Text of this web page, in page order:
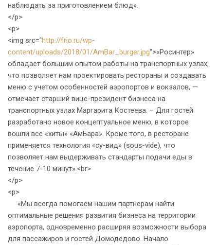
наблюдать за приготовлением блюд».
</p>
<p>
<img src="http://frio.ru/wp-
content/uploads/2018/01/AmBar_burger.jpg">«Росинтер»
обладает большим опытом работы на транспортных узлах,
что позволяет нам проектировать рестораны и создавать
меню с учетом особенностей аэропортов и вокзалов, —
отмечает старший вице-президент бизнеса на
транспортных узлах Маргарита Костеева. – Для гостей
разработано новое концептуальное меню, в которое
вошли все «хиты» «АмБара». Кроме того, в ресторане
применяется технология «су-вид» (sous-vide), что
позволяет нам выдерживать стандарты подачи еды в
течение 7-10 минут».<br>
</p>
<p>
«Мы всегда помогаем нашим партнерам найти
оптимальные решения развития бизнеса на территории
аэропорта, одновременно расширяя возможности выбора
для пассажиров и гостей Домодедово. Начало